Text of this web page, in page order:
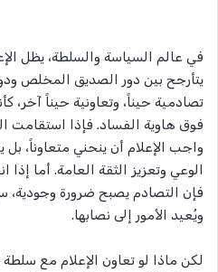
في عالم السياسة والسلطة، يظل
يتأرجح بين دور الصديق المخلص
تصادمية حيناً، وتعاونية حيناً
فوق هاوية الفساد. فإذا استقامت
واجب الإعلام أن ينحني متعاوناً، بل
الوعي وتعزيز الثقة العامة. أما
فإن التصادم يصبح ضرورة وجودية،
ويُعيد الأمور إلى نصابها.
لكن ماذا لو تعاون الإعلام مع